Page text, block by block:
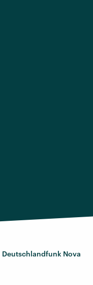
Deutschlandfunk Nova